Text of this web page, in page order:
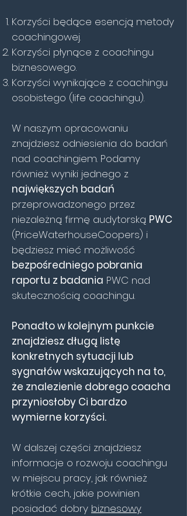
Korzyści będące esencją metody
coachingowej.
Korzyści płynące z coachingu
biznesowego.
Korzyści wynikające z coachingu
osobistego (life coachingu).
W naszym opracowaniu
znajdziesz odniesienia do badań
nad coachingiem. Podamy
również wyniki jednego z
największych badań
przeprowadzonego przez
niezależną firmę audytorską PWC
(PriceWaterhouseCoopers) i
będziesz mieć możliwość
bezpośredniego pobrania
raportu z badania PWC nad
skutecznością coachingu.
Ponadto w kolejnym punkcie
znajdziesz długą listę
konkretnych sytuacji lub
sygnałów wskazujących na to,
że znalezienie dobrego coacha
przyniosłoby Ci bardzo
wymierne korzyści.
W dalszej części znajdziesz
informacje o rozwoju coachingu
w miejscu pracy, jak również
krótkie cech, jakie powinien
posiadać dobry biznesowy